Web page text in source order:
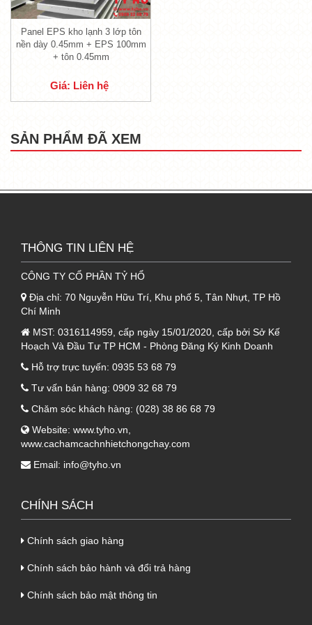
1.1. Lớp tôn bao bọc bên ngoài của tấm
- Lớp tôn bao bọc sản phẩm
lạnh 3 lớp tôn nềnđược chọn lựa từ những
thương hiệu tôn uy tín nhất trên thị trường.
- Độ dày của lớp tôn bao bọc này dày
0.50mm, được sơn tĩnh điện bao phủ bên
ngoài. Đem lại khả năng chống nóng vô cùng
1.2. Lớp giữa là xốp EPS tỷ trọng cao
- Lớp giữa củaPanel EPS kho lạnh 3 lớp
được chọn lựa sử dụng xốp EPS có tác dụng
cách nhiệt, chống dột vô cùng hiệu quả. Nhờ
vậy giúp giữ được nhiệt lạnh cho kho lạnh.
2. Ưu điểm của Panel EPS kho lạnh
3 lớp tôn nền dày 0.50mm + EPS
100mm + tôn 0.50mm
Sản phẩm Panel EPS kho lạnh 3 lớp tôn nền
hữu rất nhiều ưu điểm vượt trội, và được đánh
Panel EPS kho lạnh 3 lớp tôn
nền dày 0.45mm + EPS 100mm
+ tôn 0.45mm
Giá: Liên hệ
SẢN PHẨM ĐÃ XEM
THÔNG TIN LIÊN HỆ
CÔNG TY CỔ PHẦN TỶ HỔ
Địa chỉ: 70 Nguyễn Hữu Trí, Khu phố 5, Tân Nhựt, TP Hồ
Chí Minh
MST: 0316114959, cấp ngày 15/01/2020, cấp bởi Sở Kế
Hoạch Và Đầu Tư TP HCM - Phòng Đăng Ký Kinh Doanh
Hỗ trợ trực tuyến: 0935 53 68 79
Tư vấn bán hàng: 0909 32 68 79
Chăm sóc khách hàng: (028) 38 86 68 79
Website: www.tyho.vn
www.cachamcachnhietchongchay.com
Email: info@tyho.vn
CHÍNH SÁCH
Chính sách giao hàng
Chính sách bảo hành và đổi trả hàng
Chính sách bảo mật thông tin